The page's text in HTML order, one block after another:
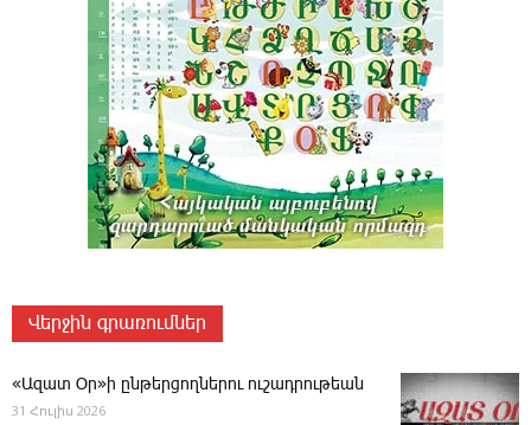
Վերջին գրառումներ
«Ազատ Օր»ի ընթերցողներու ուշադրութեան
31 Հուլիս 2026